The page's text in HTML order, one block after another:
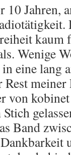
10 Jahren,
kaum
Wenige
eine lang
Rest
kobinet
Band